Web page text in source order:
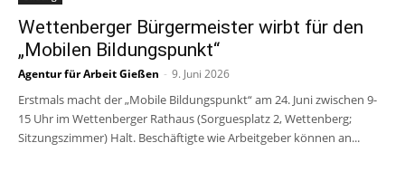
Wettenberger Bürgermeister wirbt für den
„Mobilen Bildungspunkt“
Agentur für Arbeit Gießen - 9. Juni 2026
Erstmals macht der „Mobile Bildungspunkt“ am 24. Juni zwischen 9-
15 Uhr im Wettenberger Rathaus (Sorguesplatz 2, Wettenberg;
Sitzungszimmer) Halt. Beschäftigte wie Arbeitgeber können an...